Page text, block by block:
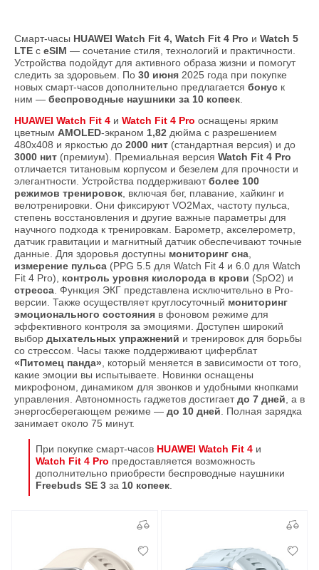
Смарт-часы HUAWEI Watch Fit 4, Watch Fit 4 Pro и Watch 5
LTE с eSIM — сочетание стиля, технологий и практичности.
Устройства подойдут для активного образа жизни и помогут
следить за здоровьем. По 30 июня 2025 года при покупке
новых смарт-часов дополнительно предлагается бонус к
ним — беспроводные наушники за 10 копеек.
HUAWEI Watch Fit 4 и Watch Fit 4 Pro оснащены ярким
цветным AMOLED-экраном 1,82 дюйма с разрешением
480х408 и яркостью до 2000 нит (стандартная версия) и до
3000 нит (премиум). Премиальная версия Watch Fit 4 Pro
отличается титановым корпусом и безелем для прочности и
элегантности. Устройства поддерживаютболее 100
режимов тренировок, включая бег, плавание, хайкинг и
велотренировки. Они фиксируют VO2Max, частоту пульса,
степень восстановления и другие важные параметры для
научного подхода к тренировкам. Барометр, акселерометр,
датчик гравитации и магнитный датчик обеспечивают точные
данные. Для здоровья доступны мониторинг сна,
измерение пульса (PPG 5.5 для Watch Fit 4 и 6.0 для Watch
Fit 4 Pro), контроль уровня кислорода в крови (SpO2) и
стресса. Функция ЭКГ представлена исключительно в Pro-
версии. Также осуществляет круглосуточный мониторинг
эмоционального состояния в фоновом режиме для
эффективного контроля за эмоциями. Доступен широкий
выбор дыхательных упражнений и тренировок для борьбы
со стрессом. Часы также поддерживают циферблат
«Питомец панда», который меняется в зависимости от того,
какие эмоции вы испытываете. Новинки оснащены
микрофоном, динамиком для звонков и удобными кнопками
управления. Автономность гаджетов достигаетдо 7 дней, а в
энергосберегающем режиме — до 10 дней. Полная зарядка
занимает около 75 минут.
При покупке смарт-часов HUAWEI Watch Fit 4 и
Watch Fit 4 Pro предоставляется возможность
дополнительно приобрести беспроводные наушники
Freebuds SE 3 за 10 копеек.